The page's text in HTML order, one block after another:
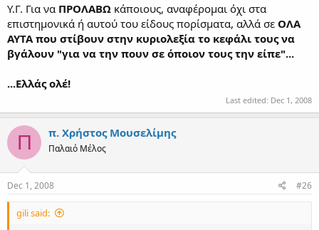
Υ.Γ. Για να ΠΡΟΛΑΒΩ κάποιους, αναφέρομαι όχι στα
επιστημονικά ή αυτού του είδους πορίσματα, αλλά σε ΟΛΑ
ΑΥΤΑ που στίβουν στην κυριολεξία το κεφάλι τους να
βγάλουν "για να την πουν σε όποιον τους την είπε"...
...Ελλάς ολέ!
Last edited: Dec 1, 2008
Π π. Χρήστος Μουσελίμης
Παλαιό Μέλος
Dec 1, 2008 #26
gili said: